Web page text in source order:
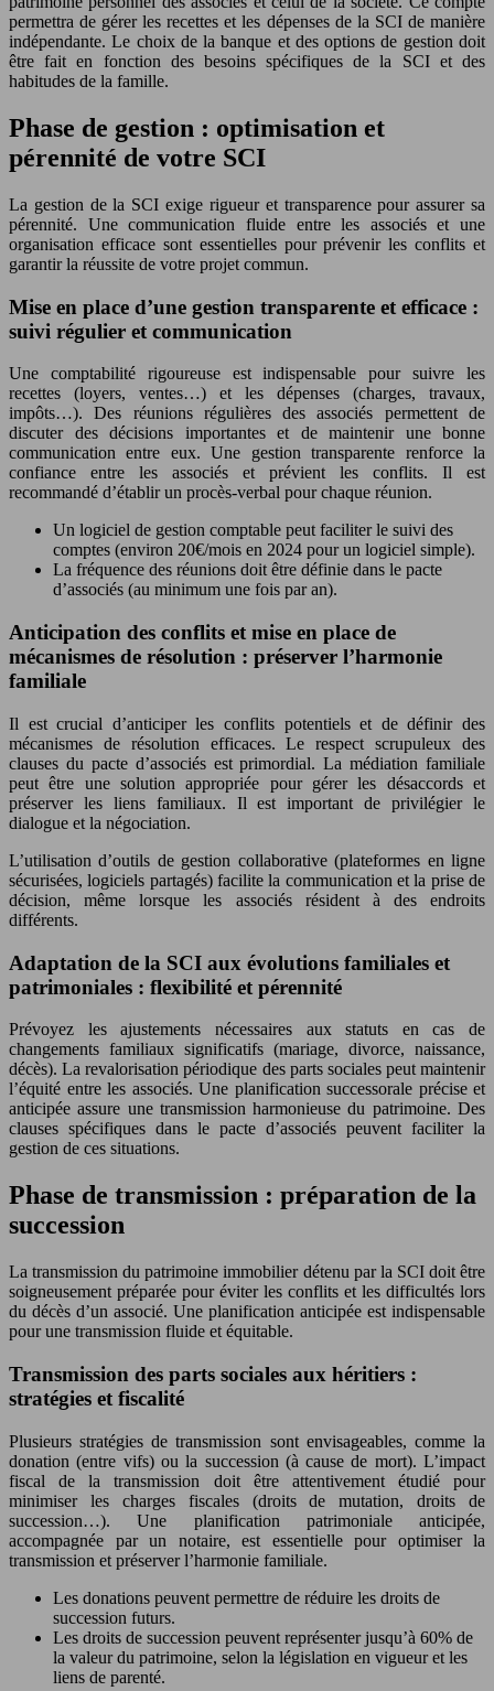
permettra de gérer les recettes et les dépenses de la SCI de manière
indépendante. Le choix de la banque et des options de gestion doit
être fait en fonction des besoins spécifiques de la SCI et des
habitudes de la famille.
Phase de gestion : optimisation et
pérennité de votre SCI
La gestion de la SCI exige rigueur et transparence pour assurer sa
pérennité. Une communication fluide entre les associés et une
organisation efficace sont essentielles pour prévenir les conflits et
garantir la réussite de votre projet commun.
Mise en place d’une gestion transparente et efficace :
suivi régulier et communication
Une comptabilité rigoureuse est indispensable pour suivre les
recettes (loyers, ventes…) et les dépenses (charges, travaux,
impôts…). Des réunions régulières des associés permettent de
discuter des décisions importantes et de maintenir une bonne
communication entre eux. Une gestion transparente renforce la
confiance entre les associés et prévient les conflits. Il est
recommandé d’établir un procès-verbal pour chaque réunion.
Un logiciel de gestion comptable peut faciliter le suivi des
comptes (environ 20€/mois en 2024 pour un logiciel simple).
La fréquence des réunions doit être définie dans le pacte
d’associés (au minimum une fois par an).
Anticipation des conflits et mise en place de
mécanismes de résolution : préserver l’harmonie
familiale
Il est crucial d’anticiper les conflits potentiels et de définir des
mécanismes de résolution efficaces. Le respect scrupuleux des
clauses du pacte d’associés est primordial. La médiation familiale
peut être une solution appropriée pour gérer les désaccords et
préserver les liens familiaux. Il est important de privilégier le
dialogue et la négociation.
L’utilisation d’outils de gestion collaborative (plateformes en ligne
sécurisées, logiciels partagés) facilite la communication et la prise de
décision, même lorsque les associés résident à des endroits
différents.
Adaptation de la SCI aux évolutions familiales et
patrimoniales : flexibilité et pérennité
Prévoyez les ajustements nécessaires aux statuts en cas de
changements familiaux significatifs (mariage, divorce, naissance,
décès). La revalorisation périodique des parts sociales peut maintenir
l’équité entre les associés. Une planification successorale précise et
anticipée assure une transmission harmonieuse du patrimoine. Des
clauses spécifiques dans le pacte d’associés peuvent faciliter la
gestion de ces situations.
Phase de transmission : préparation de la
succession
La transmission du patrimoine immobilier détenu par la SCI doit être
soigneusement préparée pour éviter les conflits et les difficultés lors
du décès d’un associé. Une planification anticipée est indispensable
pour une transmission fluide et équitable.
Transmission des parts sociales aux héritiers :
stratégies et fiscalité
Plusieurs stratégies de transmission sont envisageables, comme la
donation (entre vifs) ou la succession (à cause de mort). L’impact
fiscal de la transmission doit être attentivement étudié pour
minimiser les charges fiscales (droits de mutation, droits de
succession…). Une planification patrimoniale anticipée,
accompagnée par un notaire, est essentielle pour optimiser la
transmission et préserver l’harmonie familiale.
Les donations peuvent permettre de réduire les droits de
succession futurs.
Les droits de succession peuvent représenter jusqu’à 60% de
la valeur du patrimoine, selon la législation en vigueur et les
liens de parenté.